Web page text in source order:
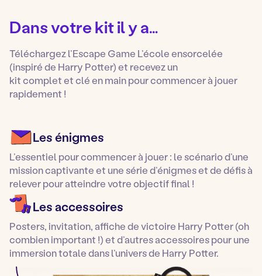
Dans votre kit il y a…
Téléchargez l’Escape Game L’école ensorcelée
(inspiré de Harry Potter) et recevez un
kit complet et clé en main pour commencer à jouer
rapidement !
Les énigmes
L’essentiel pour commencer à jouer : le scénario d’une
mission captivante et une série d’énigmes et de défis à
relever pour atteindre votre objectif final !
Les accessoires
Posters, invitation, affiche de victoire Harry Potter (oh
combien important !) et d’autres accessoires pour une
immersion totale dans l’univers de Harry Potter.